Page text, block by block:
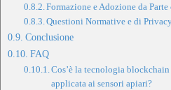
Formazione e Adozione da
Questioni Normative e di
Conclusione
FAQ
Cos’è la tecnologia blockchain
applicata ai sensori apiari?